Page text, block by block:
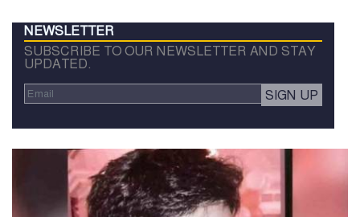
NEWSLETTER
SUBSCRIBE TO OUR NEWSLETTER AND STAY
UPDATED.